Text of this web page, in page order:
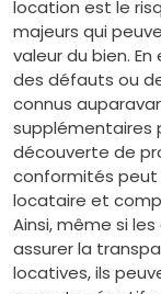
location est le
majeurs qui
valeur du bien.
des défauts ou
connus
supplémentaires
découverte de
conformités peut
locataire et
Ainsi, même si
assurer la
locatives, ils